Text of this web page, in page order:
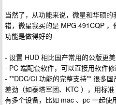
当然了，从功能来说，微星和华硕
错，微星我买的是 MPG 491CQP
功能是做得好的
- 设置 HUD 相比国产常用的公版更
- PC 端配套软件，可以直接用软件
- **DDC/CI 功能的完整支持** 很多
差劲（如泰塔军团、KTC ），用标
有多个设备，比如 mac 、pc 一起使